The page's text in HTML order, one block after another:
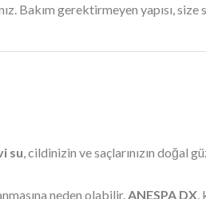
Bakım gerektirmeyen yapısı, size
su, cildinizin ve saçlarınızın doğal
neden olabilir.ANESPA DX,